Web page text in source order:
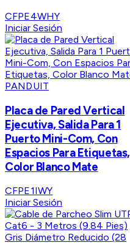
CFPE4WHY
Iniciar Sesión
PANDUIT
Placa de Pared Vertical
Ejecutiva, Salida Para 1
Puerto Mini-Com, Con
Espacios Para Etiquetas,
Color Blanco Mate
CFPE1IWY
Iniciar Sesión